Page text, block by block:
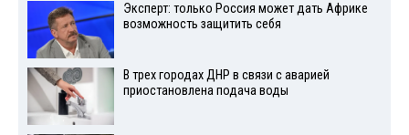
Эксперт: только Россия может дать Африке
возможность защитить себя
В трех городах ДНР в связи с аварией
приостановлена подача воды